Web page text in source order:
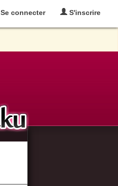
Se connecter S'inscrire